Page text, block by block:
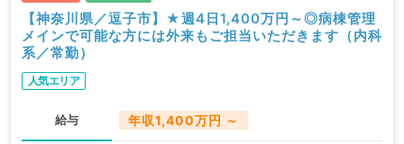
【神奈川県／逗子市】★週4日1,400万円～◎病棟管理
メインで可能な方には外来もご担当いただきます（内科
系／常勤）
人気エリア
給与 年収1,400万円 ～